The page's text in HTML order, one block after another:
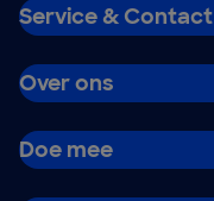
Service & Contact
Over ons
Doe mee